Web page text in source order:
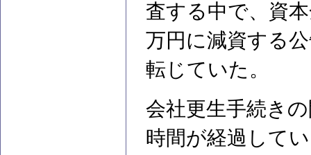
査する中で、資
万円に減資する
転じていた。
会社更生手続き
時間が経過して